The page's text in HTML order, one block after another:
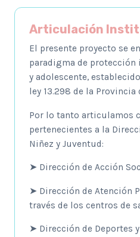
Articulación
El presente proyecto se
paradigma de
y adolescente,
ley 13.298 de la Provincia
Por lo tanto articulamos
pertenecientes a la
Niñez y Juventud:
➤ Dirección de Acción
➤ Dirección de Atención
través de los centros de
➤ Dirección de Deportes